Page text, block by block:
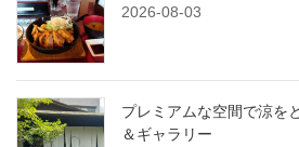
2026-08-03
プレミアムな空間で涼を
＆ギャラリー